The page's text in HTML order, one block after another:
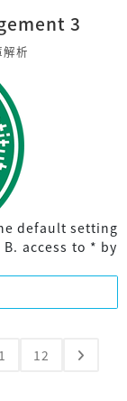
3
析
default setting
access to * by
12